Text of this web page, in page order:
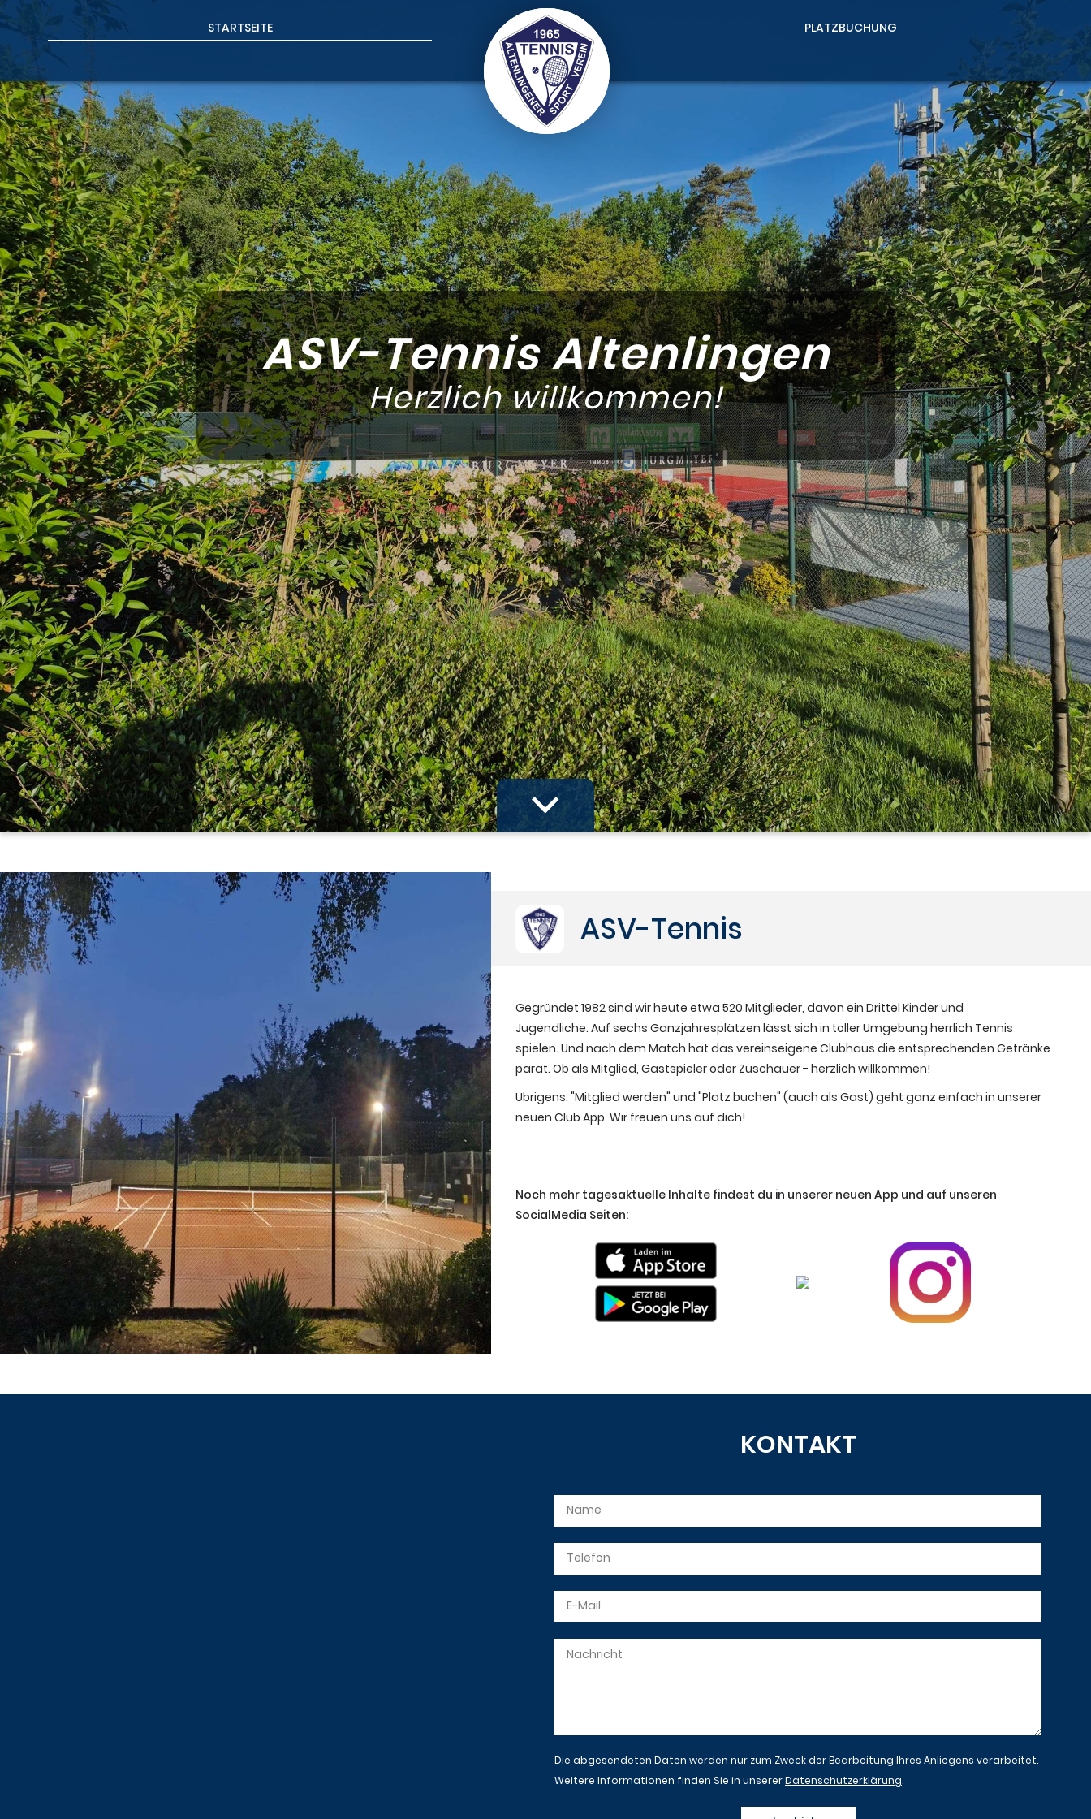
STARTSEITE PLATZBUCHUNG
ASV-Tennis Altenlingen
Herzlich willkommen!
ASV-Tennis
Gegründet 1982 sind wir heute etwa 520 Mitglieder, davon ein Drittel Kinder und
Jugendliche. Auf sechs Ganzjahresplätzen lässt sich in toller Umgebung herrlich Tennis
spielen. Und nach dem Match hat das vereinseigene Clubhaus die entsprechenden Getränke
parat. Ob als Mitglied, Gastspieler oder Zuschauer - herzlich willkommen!
Übrigens: "Mitglied werden" und "Platz buchen" (auch als Gast) geht ganz einfach in unserer
neuen Club App. Wir freuen uns auf dich!
Noch mehr tagesaktuelle Inhalte findest du in unserer neuen App und auf unseren
SocialMedia Seiten:
KONTAKT
Die abgesendeten Daten werden nur zum Zweck der Bearbeitung Ihres Anliegens verarbeitet.
Weitere Informationen finden Sie in unsererDatenschutzerklärung.